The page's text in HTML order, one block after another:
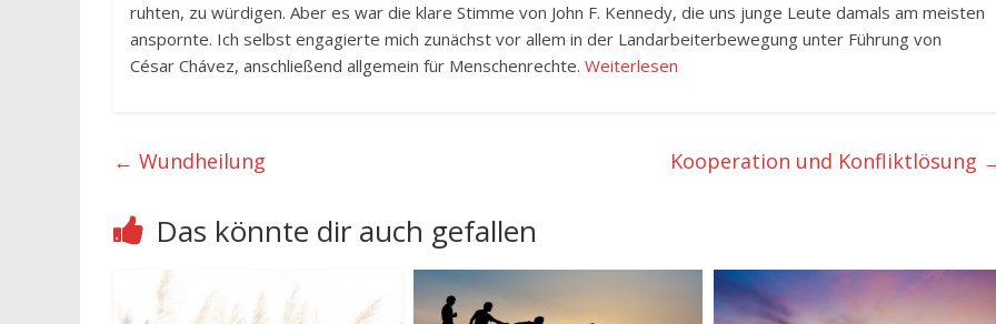
ruhten, zu würdigen. Aber es war die klare Stimme von John F. Kennedy, die uns junge Leute damals am meisten
anspornte. Ich selbst engagierte mich zunächst vor allem in der Landarbeiterbewegung unter Führung von
César Chávez, anschließend allgemein für Menschenrechte. Weiterlesen
← Wundheilung Kooperation und Konfliktlösung
Das könnte dir auch gefallen